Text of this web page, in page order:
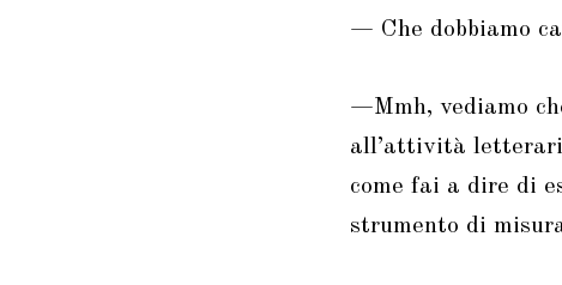
— Che dobbiamo
—Mmh, vediamo
all’attività
come fai a dire di
strumento di